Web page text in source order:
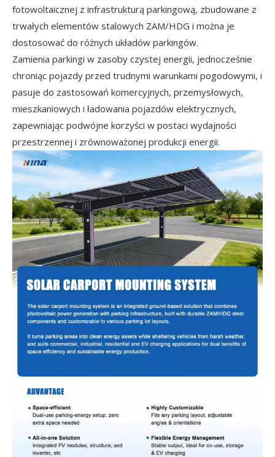
fotowoltaicznej z infrastrukturą parkingową, zbudowane z
trwałych elementów stalowych ZAM/HDG i można je
dostosować do różnych układów parkingów.
Zamienia parkingi w zasoby czystej energii, jednocześnie
chroniąc pojazdy przed trudnymi warunkami pogodowymi, i
pasuje do zastosowań komercyjnych, przemysłowych,
mieszkaniowych i ładowania pojazdów elektrycznych,
zapewniając podwójne korzyści w postaci wydajności
przestrzennej i zrównoważonej produkcji energii.